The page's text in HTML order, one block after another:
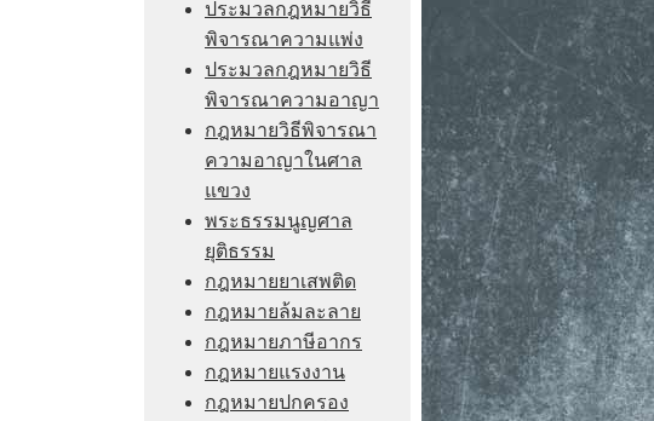
ประมวลกฎหมายวิธี
พิจารณาความแพ่ง
ประมวลกฎหมายวิธี
พิจารณาความอาญา
กฎหมายวิธีพิจารณา
ความอาญาในศาล
แขวง
พระธรรมนูญศาล
ยุติธรรม
กฎหมายยาเสพติด
กฎหมายล้มละลาย
กฎหมายภาษีอากร
กฎหมายแรงงาน
กฎหมายปกครอง